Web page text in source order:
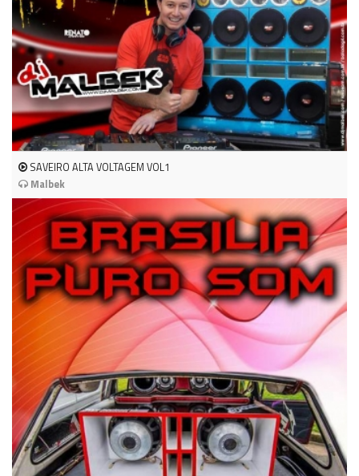
SAVEIRO ALTA VOLTAGEM VOL1
Malbek